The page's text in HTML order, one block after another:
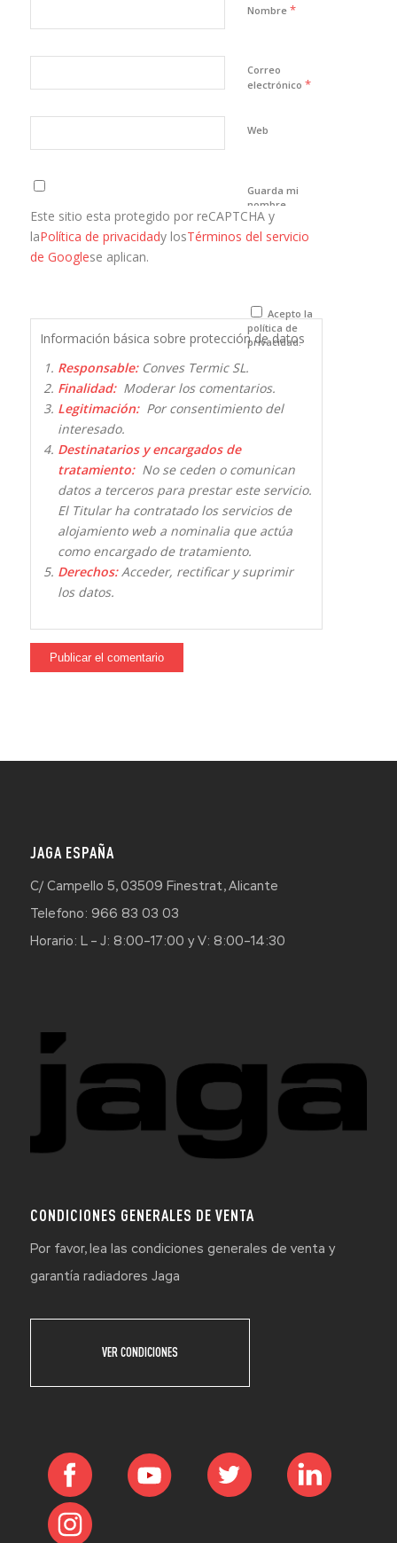
Nombre *
Correo
electrónico *
Web
Guarda mi
nombre,
correo
electrónico y
que comente.
Este sitio esta protegido por reCAPTCHA y
laPolítica de privacidady losTérminos del servicio
de Googlese aplican.
Acepto la
política de
privacidad.
Información básica sobre protección de datos
Responsable:Conves Termic SL.
Finalidad:Moderar los comentarios.
Legitimación:Por consentimiento del
interesado.
Destinatarios y encargados de
tratamiento:No se ceden o comunican
datos a terceros para prestar este servicio.
El Titular ha contratado los servicios de
alojamiento web a nominalia que actúa
como encargado de tratamiento.
Derechos:Acceder, rectificar y suprimir
los datos.
JAGA ESPAÑA
C/ Campello 5, 03509 Finestrat, Alicante
Telefono: 966 83 03 03
Horario: L – J: 8:00–17:00 y V: 8:00–14:30
CONDICIONES GENERALES DE VENTA
Por favor, lea las condiciones generales de venta y
garantía radiadores Jaga
VER CONDICIONES